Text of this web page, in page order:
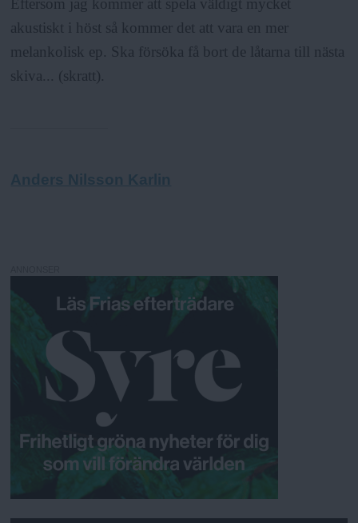
akustiskt i höst så kommer det att vara en mer
melankolisk ep. Ska försöka få bort de låtarna till nästa
skiva... (skratt).
Anders Nilsson Karlin